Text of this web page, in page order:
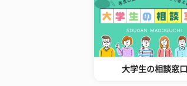
大学生の相談窓口